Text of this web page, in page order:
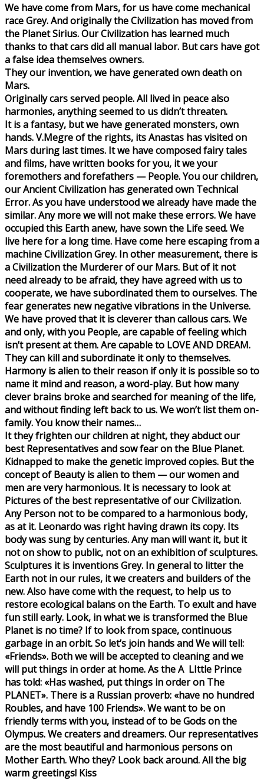
We have come from Mars, for us have come mechanical
race Grey. And originally the Civilization has moved from
the Planet Sirius. Our Civilization has learned much
thanks to that cars did all manual labor. But cars have got
a false idea themselves owners.
They our invention, we have generated own death on
Mars.
Originally cars served people. All lived in peace also
harmonies, anything seemed to us didn’t threaten.
It is a fantasy, but we have generated monsters, own
hands. V.Megre of the rights, its Anastas has visited on
Mars during last times. It we have composed fairy tales
and films, have written books for you, it we your
foremothers and forefathers — People. You our children,
our Ancient Civilization has generated own Technical
Error. As you have understood we already have made the
similar. Any more we will not make these errors. We have
occupied this Earth anew, have sown the Life seed. We
live here for a long time. Have come here escaping from a
machine Civilization Grey. In other measurement, there is
a Civilization the Murderer of our Mars. But of it not
need already to be afraid, they have agreed with us to
cooperate, we have subordinated them to ourselves. The
fear generates new negative vibrations in the Universe.
We have proved that it is cleverer than callous cars. We
and only, with you People, are capable of feeling which
isn’t present at them. Are capable to LOVE AND DREAM.
They can kill and subordinate it only to themselves.
Harmony is alien to their reason if only it is possible so to
name it mind and reason, a word-play. But how many
clever brains broke and searched for meaning of the life,
and without finding left back to us. We won’t list them on-
family. You know their names…
It they frighten our children at night, they abduct our
best Representatives and sow fear on the Blue Planet.
Kidnapped to make the genetic improved copies. But the
concept of Beauty is alien to them — our women and
men are very harmonious. It is necessary to look at
Pictures of the best representative of our Civilization.
Any Person not to be compared to a harmonious body,
as at it. Leonardo was right having drawn its copy. Its
body was sung by centuries. Any man will want it, but it
not on show to public, not on an exhibition of sculptures.
Sculptures it is inventions Grey. In general to litter the
Earth not in our rules, it we creaters and builders of the
new. Also have come with the request, to help us to
restore ecological balans on the Earth. To exult and have
fun still early. Look, in what we is transformed the Blue
Planet is no time? If to look from space, continuous
garbage in an orbit. So let’s join hands and We will tell:
«Friends». Both we will be accepted to cleaning and we
will put things in order at home. As the A LIttle Prince
has told: «Has washed, put things in order on The
PLANET». There is a Russian proverb: «have no hundred
Roubles, and have 100 Friends». We want to be on
friendly terms with you, instead of to be Gods on the
Olympus. We creaters and dreamers. Our representatives
are the most beautiful and harmonious persons on
Mother Earth. Who they? Look back around. All the big
warm greetings! Kiss